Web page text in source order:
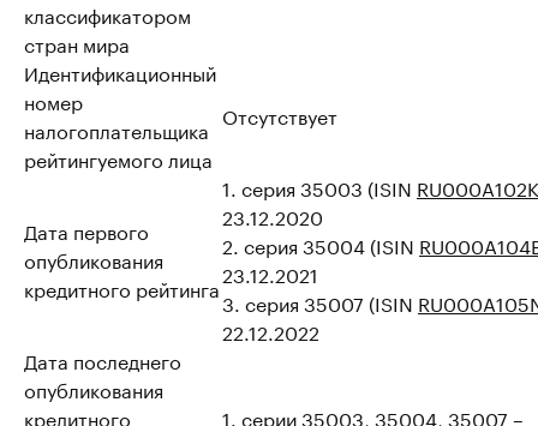
классификатором
стран мира
Идентификационный
номер
налогоплательщика
рейтингуемого лица
Отсутствует
Дата первого
опубликования
кредитного рейтинга
1. серия 35003 (ISIN
23.12.2020
2. серия 35004 (ISIN
23.12.2021
3. серия 35007 (ISIN
22.12.2022
Дата последнего
опубликования
кредитного
1. серии 35003, 35004, 35007 –